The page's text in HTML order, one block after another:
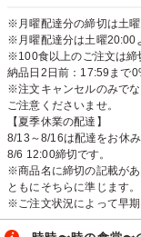
※月曜配達分の締切は土曜
※月曜配達分は土曜20:00
※100食以上のご注文は締
納品日2日前：17:59まで
※注文キャンセルのみでな
ご注意くださいませ。
【夏季休業の配達】
8/13～8/16は配達をお休
8/6 12:00締切です。
※商品名に締切の記載が
ともにそちらに準じます。
※ご注文状況によって早期